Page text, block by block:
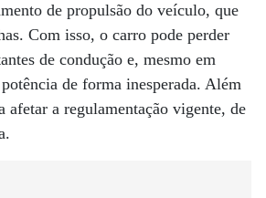
de propulsão do veículo, que
Com isso, o carro pode perder
de condução e, mesmo em
de forma inesperada. Além
afetar a regulamentação vigente, de